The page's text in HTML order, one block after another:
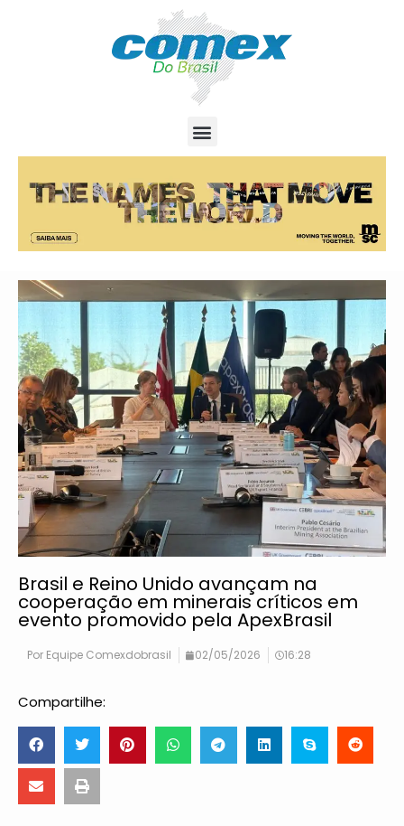
Brasil e Reino Unido avançam na
cooperação em minerais críticos em
evento promovido pela ApexBrasil
Por Equipe Comexdobrasil 02/05/2026 16:28
Compartilhe: